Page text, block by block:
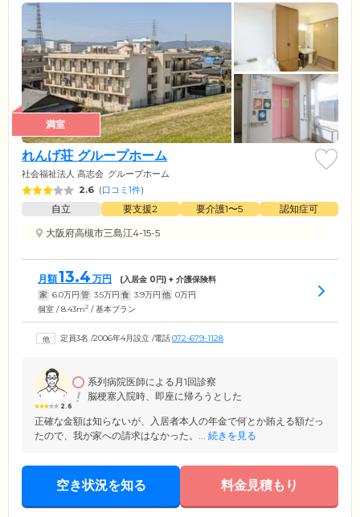
満室
れんげ荘 グループホーム
社会福祉法人 高志会 グループホーム
2.6 (口コミ1件)
自立 要支援2 要介護1〜5
認知症可
大阪府高槻市三島江4-15-5
月額13.4 万円 (入居金 0円) + 介護保険料
家 6.0万円 管 3.5万円 食 3.9万円 他 0万円
個室 / 8.43m2 / 基本プラン
定員3名 /2006年4月設立 /電話072-679-1128
2.6
系列病院医師による月1回診察
脳梗塞入院時、即座に帰ろうとした
正確な金額は知らないが、入居者本人の年金で何とか賄える額だっ
たので、我が家への請求はなかった。... 続きを見る
空き状況を知る 料金見積もり